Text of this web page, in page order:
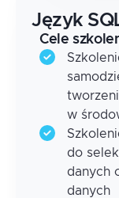
Język
Cele
w
do
danych
danych